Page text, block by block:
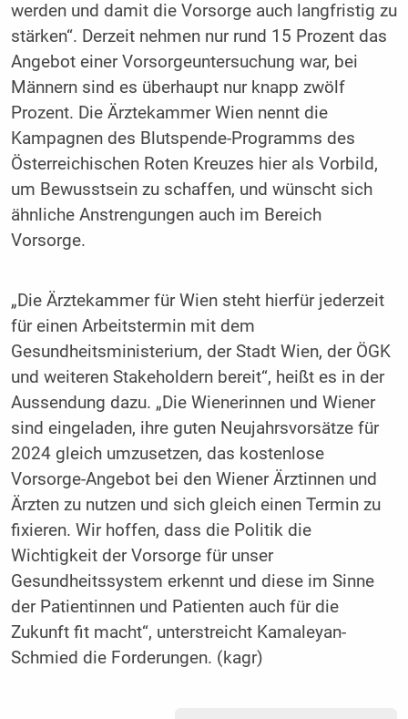
werden und damit die Vorsorge auch langfristig zu
stärken“. Derzeit nehmen nur rund 15 Prozent das
Angebot einer Vorsorgeuntersuchung war, bei
Männern sind es überhaupt nur knapp zwölf
Prozent. Die Ärztekammer Wien nennt die
Kampagnen des Blutspende-Programms des
Österreichischen Roten Kreuzes hier als Vorbild,
um Bewusstsein zu schaffen, und wünscht sich
ähnliche Anstrengungen auch im Bereich
Vorsorge.
„Die Ärztekammer für Wien steht hierfür jederzeit
für einen Arbeitstermin mit dem
Gesundheitsministerium, der Stadt Wien, der ÖGK
und weiteren Stakeholdern bereit“, heißt es in der
Aussendung dazu. „Die Wienerinnen und Wiener
sind eingeladen, ihre guten Neujahrsvorsätze für
2024 gleich umzusetzen, das kostenlose
Vorsorge-Angebot bei den Wiener Ärztinnen und
Ärzten zu nutzen und sich gleich einen Termin zu
fixieren. Wir hoffen, dass die Politik die
Wichtigkeit der Vorsorge für unser
Gesundheitssystem erkennt und diese im Sinne
der Patientinnen und Patienten auch für die
Zukunft fit macht“, unterstreicht Kamaleyan-
Schmied die Forderungen. (kagr)